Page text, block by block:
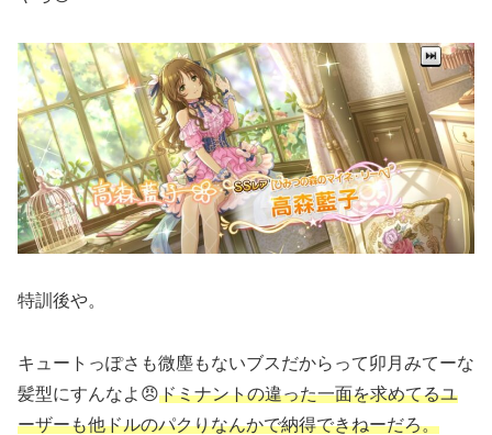
特訓後や。
キュートっぽさも微塵もないブスだからって卯月みてーな
髪型にすんなよ😠ドミナントの違った一面を求めてるユ
ーザーも他ドルのパクりなんかで納得できねーだろ。